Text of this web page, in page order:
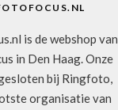
is de webshop van
in Den Haag. Onze
bij Ringfoto,
organisatie van